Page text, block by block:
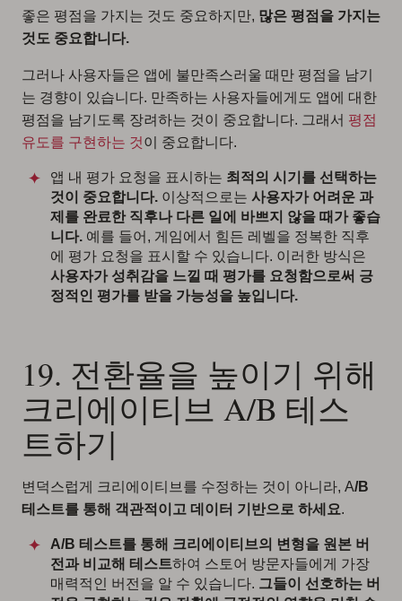
좋은 평점을 가지는 것도 중요하지만, 많은 평점을 가지는
것도 중요합니다.
그러나 사용자들은 앱에 불만족스러울 때만 평점을 남기
는 경향이 있습니다. 만족하는 사용자들에게도 앱에 대한
평점을 남기도록 장려하는 것이 중요합니다. 그래서 평점
유도를 구현하는 것이 중요합니다.
앱 내 평가 요청을 표시하는 최적의 시기를 선택하는
것이 중요합니다. 이상적으로는 사용자가 어려운 과
제를 완료한 직후나 다른 일에 바쁘지 않을 때가 좋습
니다. 예를 들어, 게임에서 힘든 레벨을 정복한 직후
에 평가 요청을 표시할 수 있습니다. 이러한 방식은
사용자가 성취감을 느낄 때 평가를 요청함으로써 긍
정적인 평가를 받을 가능성을 높입니다.
19. 전환율을 높이기 위해
크리에이티브 A/B 테스
트하기
변덕스럽게 크리에이티브를 수정하는 것이 아니라, A/B
테스트를 통해 객관적이고 데이터 기반으로 하세요.
A/B 테스트를 통해 크리에이티브의 변형을 원본 버
전과 비교해 테스트하여 스토어 방문자들에게 가장
매력적인 버전을 알 수 있습니다. 그들이 선호하는 버